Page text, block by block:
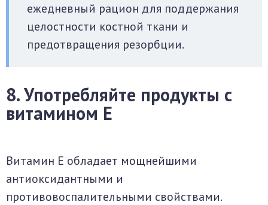
ежедневный рацион для поддержания
целостности костной ткани и
предотвращения резорбции.
8. Употребляйте продукты с
витамином Е
Витамин E обладает мощнейшими
антиоксидантными и
противовоспалительными свойствами.